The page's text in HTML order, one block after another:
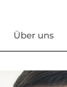
Über uns